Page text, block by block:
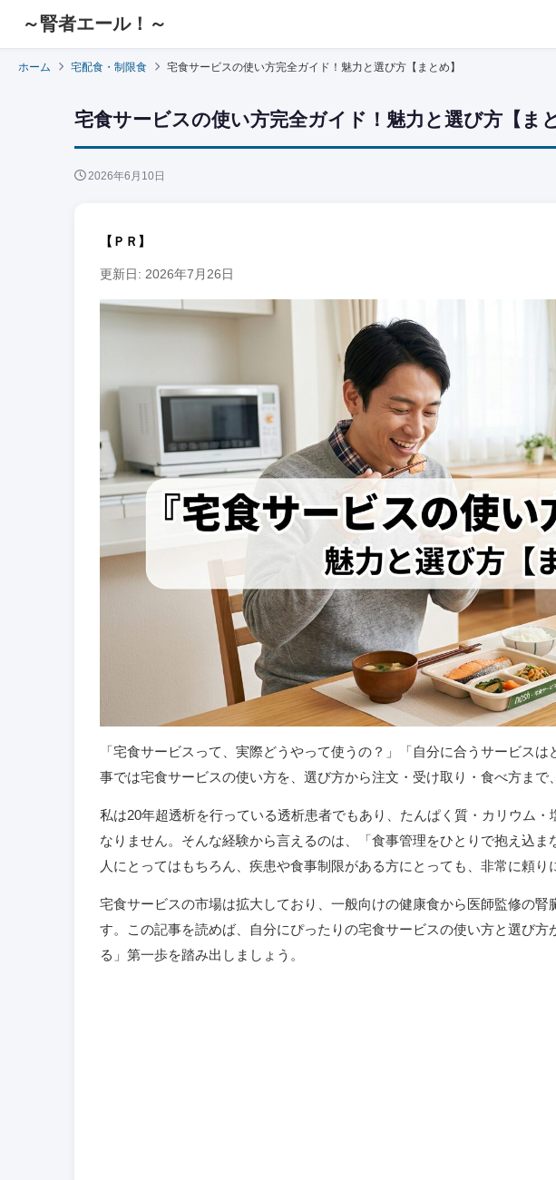
～腎者エール！～
ホーム 宅配食・制限食 宅食サービスの使い方完全ガイド！魅力と選び方【まとめ】
宅食サービスの使い方完全ガイド！魅力と選び方【ま
2026年6月10日
【ＰＲ】
更新日: 2026年7月26日
「宅食サービスって、実際どうやって使うの？」「自分に合うサービス
事では宅食サービスの使い方を、選び方から注文・受け取り・食べ方まで
私は20年超透析を行っている透析患者でもあり、たんぱく質・カリウム
なりません。そんな経験から言えるのは、「食事管理をひとりで抱え込
人にとってはもちろん、疾患や食事制限がある方にとっても、非常に頼り
宅食サービスの市場は拡大しており、一般向けの健康食から医師監修の
す。この記事を読めば、自分にぴったりの宅食サービスの使い方と選び
る」第一歩を踏み出しましょう。